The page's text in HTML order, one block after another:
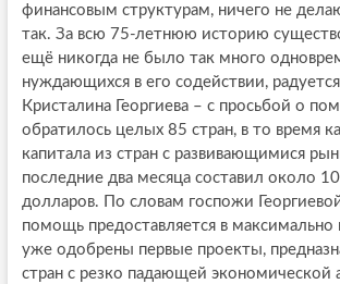
финансовым структурам, ничего не
так. За всю 75-летнюю историю
ещё никогда не было так много
нуждающихся в его содействии, радуется
Кристалина Георгиева – с просьбой о
обратилось целых 85 стран, в то время
капитала из стран с развивающимися
последние два месяца составил около
долларов. По словам госпожи
помощь предоставляется в максимально
уже одобрены первые проекты,
стран с резко падающей экономической